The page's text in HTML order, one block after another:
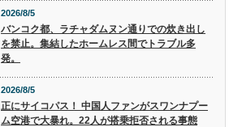
2026/8/5
バンコク都、ラチャダムヌン通りでの炊き出し
を禁止。集結したホームレス間でトラブル多
発。
2026/8/5
正にサイコパス！ 中国人ファンがスワンナプー
ム空港で大暴れ。22人が搭乗拒否される事態